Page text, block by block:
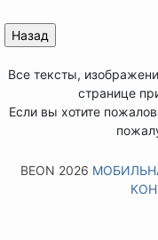
Все тексты,
странице
Если вы хотите
BEON 2026